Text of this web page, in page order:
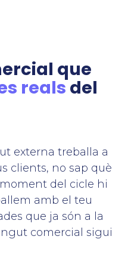
que
realsdel
externa treballa a
clients, no sap què
del cicle hi
amb el teu
que ja són a la
comercial sigui